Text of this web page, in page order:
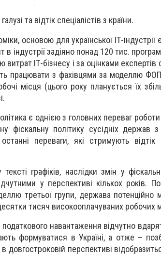
та відтік спеціалістів з країни.
основою для української ІТ-індустрії
індустрії задіяно понад 120 тис.
ІТ-бізнесу і за оцінками експертів
працювати з фахівцями за моделлю ФОП
місця (цього року планується їх
є однією з головних переваг
фіскальну політику сусідніх держав
переваги, які стримують відтік
графіків, наслідки змін у
у перспективі кількох років.
третьої групи, держава потенційно
тисяч високооплачуваних робочих
навантаження відчутно
формуватися в Україні, а отже –
перспективі